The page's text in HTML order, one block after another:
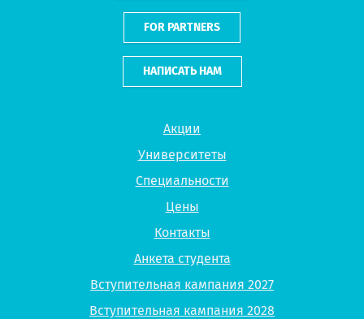
Акции
Университеты
Специальности
Цены
Контакты
Анкета студента
Вступительная кампания 2027
Вступительная кампания 2028
FOR PARTNERS
НАПИСАТЬ НАМ